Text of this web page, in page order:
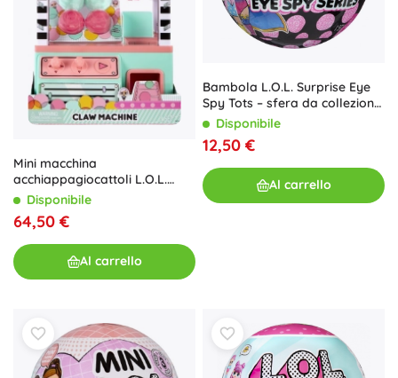
Mini macchina
acchiappagiocattoli L.O.L.
SURPRISE con bamboline
Disponibile
64,50 €
Al carrello
Bambola L.O.L. Surprise Eye
Spy Tots – sfera da collezione
con sorpresa
Disponibile
12,50 €
Al carrello